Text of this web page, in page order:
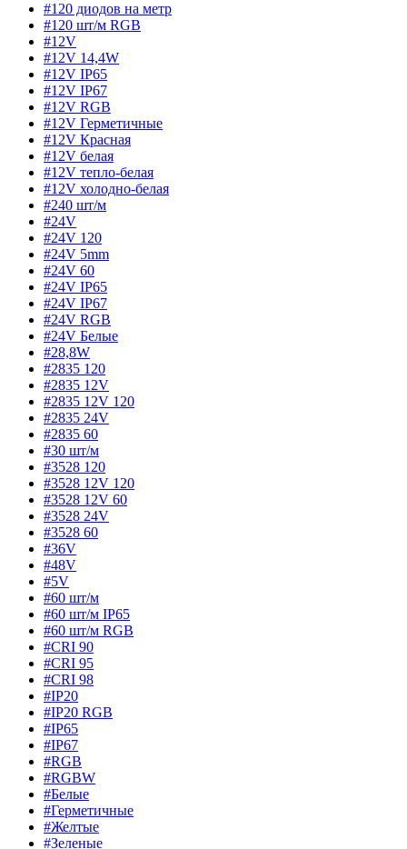
#120 диодов на метр
#120 шт/м RGB
#12V
#12V 14,4W
#12V IP65
#12V IP67
#12V RGB
#12V Герметичные
#12V Красная
#12V белая
#12V тепло-белая
#12V холодно-белая
#240 шт/м
#24V
#24V 120
#24V 5mm
#24V 60
#24V IP65
#24V IP67
#24V RGB
#24V Белые
#28,8W
#2835 120
#2835 12V
#2835 12V 120
#2835 24V
#2835 60
#30 шт/м
#3528 120
#3528 12V 120
#3528 12V 60
#3528 24V
#3528 60
#36V
#48V
#5V
#60 шт/м
#60 шт/м IP65
#60 шт/м RGB
#CRI 90
#CRI 95
#CRI 98
#IP20
#IP20 RGB
#IP65
#IP67
#RGB
#RGBW
#Белые
#Герметичные
#Желтые
#Зеленые